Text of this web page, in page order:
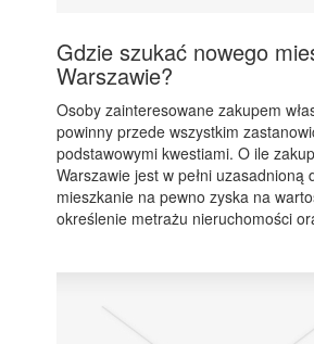
Gdzie szukać nowego
Warszawie?
Osoby zainteresowane zakupem
powinny przede wszystkim
podstawowymi kwestiami. O ile
Warszawie jest w pełni uzasadnioną
mieszkanie na pewno zyska na
określenie metrażu nieruchomości